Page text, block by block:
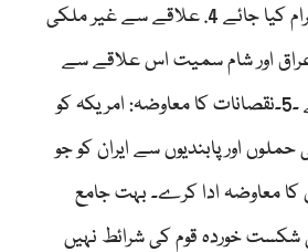
کی خود مختاری کا احترام کیا جائے 4. علاقے سے غیر ملکی
اور شام سمیت اس علاقے سے
اپنے فوجی واپس بلا ئے ۔5۔نقصانات کا معاوضہ: امریکہ کو
اور پابندیوں سے ایران کو جو
معاوضہ ادا کرے۔ بہت جامع
خوردہ قوم کی شرائط نہیں